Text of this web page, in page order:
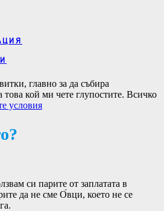
главно за да събира
кой ми чете глупостите. Всичко
условия
си парите от заплатата в
да не сме О́вци, което не се